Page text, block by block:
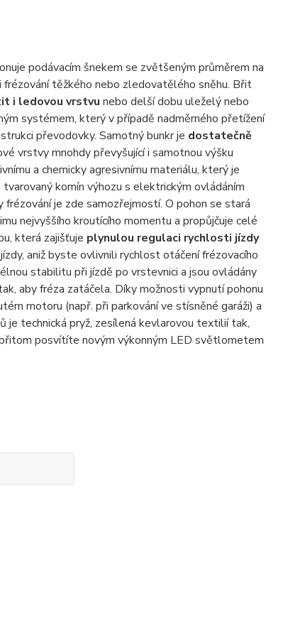
podávacím šnekem se zvětšeným průměrem na
těžkého nebo zledovatělého sněhu. Břit
i ledovou vrstvu nebo delší dobu uleželý nebo
systémem, který v případě nadměrného přetížení
převodovky. Samotný bunkr je dostatečně
vrstvy mnohdy převyšující i samotnou výšku
a chemicky agresivnímu materiálu, který je
komín výhozu s elektrickým ovládáním
je zde samozřejmostí. O pohon se stará
nejvyššího kroutícího momentu a propůjčuje celé
která zajišťuje plynulou regulaci rychlosti jízdy
aniž byste ovlivnili rychlost otáčení frézovacího
stabilitu při jízdě po vrstevnici a jsou ovládány
aby fréza zatáčela. Díky možnosti vypnutí pohonu
motoru (např. při parkování ve stísněné garáži) a
technická pryž, zesílená kevlarovou textilií tak,
posvítíte novým výkonným LED světlometem